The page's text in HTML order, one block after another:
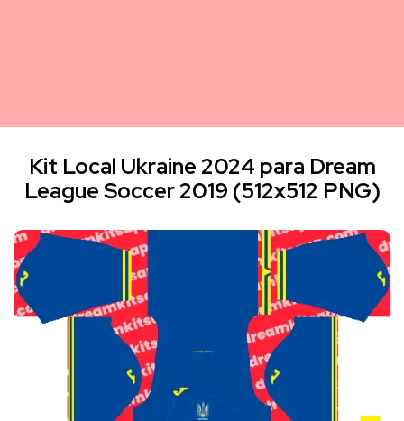
Kit Local Ukraine 2024 para Dream
League Soccer 2019 (512x512 PNG)